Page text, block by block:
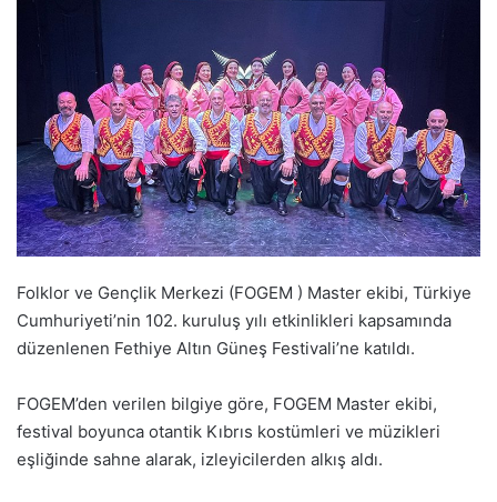
Folklor ve Gençlik Merkezi (FOGEM ) Master ekibi, Türkiye
Cumhuriyeti’nin 102. kuruluş yılı etkinlikleri kapsamında
düzenlenen Fethiye Altın Güneş Festivali’ne katıldı.
FOGEM’den verilen bilgiye göre, FOGEM Master ekibi,
festival boyunca otantik Kıbrıs kostümleri ve müzikleri
eşliğinde sahne alarak, izleyicilerden alkış aldı.